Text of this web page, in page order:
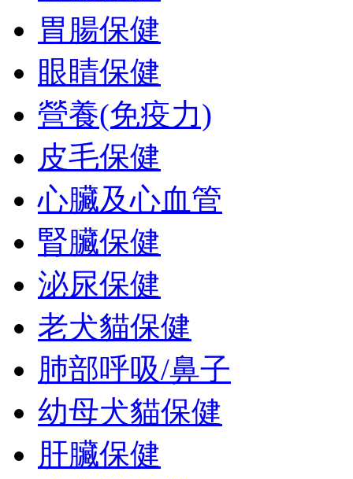
胃腸保健
眼睛保健
營養(免疫力)
皮毛保健
心臟及心血管
腎臟保健
泌尿保健
老犬貓保健
肺部呼吸/鼻子
幼母犬貓保健
肝臟保健